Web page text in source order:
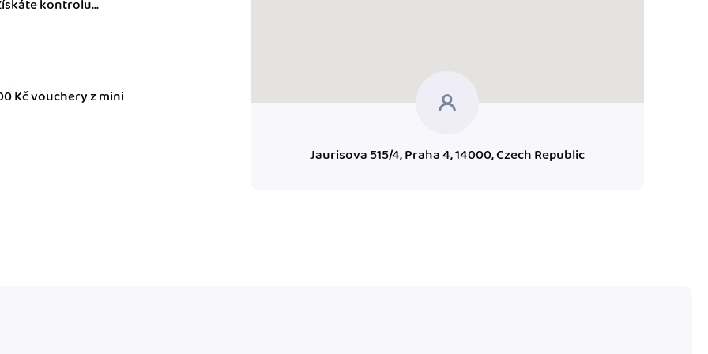
pro finanční
kontrolu...
Kč vouchery z mini
Jaurisova 515/4, Praha 4, 14000, Czech Republic